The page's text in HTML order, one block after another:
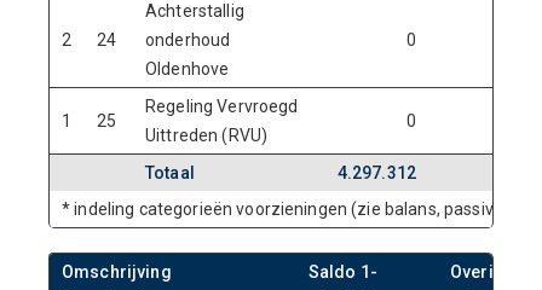
2 24
Achterstallig
onderhoud
Oldenhove
0
1 25
Regeling Vervroegd
Uittreden (RVU)
0
Totaal 4.297.312
* indeling categorieën voorzieningen (zie balans, passiva)
Omschrijving
Saldo 1-
Overige